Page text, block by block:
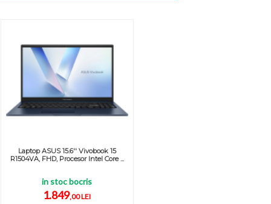
Laptop ASUS 15.6'' Vivobook 15
R1504VA, FHD, Procesor Intel Core ...
in stoc bocris
1.849,00 LEI